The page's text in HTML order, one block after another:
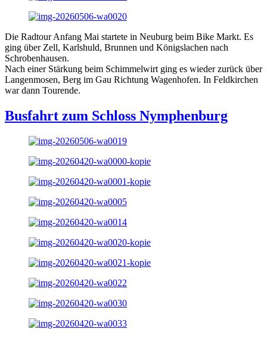
Die Radtour Anfang Mai startete in Neuburg beim Bike Markt. Es
ging über Zell, Karlshuld, Brunnen und Königslachen nach
Schrobenhausen.
Nach einer Stärkung beim Schimmelwirt ging es wieder zurück über
Langenmosen, Berg im Gau Richtung Wagenhofen. In Feldkirchen
war dann Tourende.
Busfahrt zum Schloss Nymphenburg